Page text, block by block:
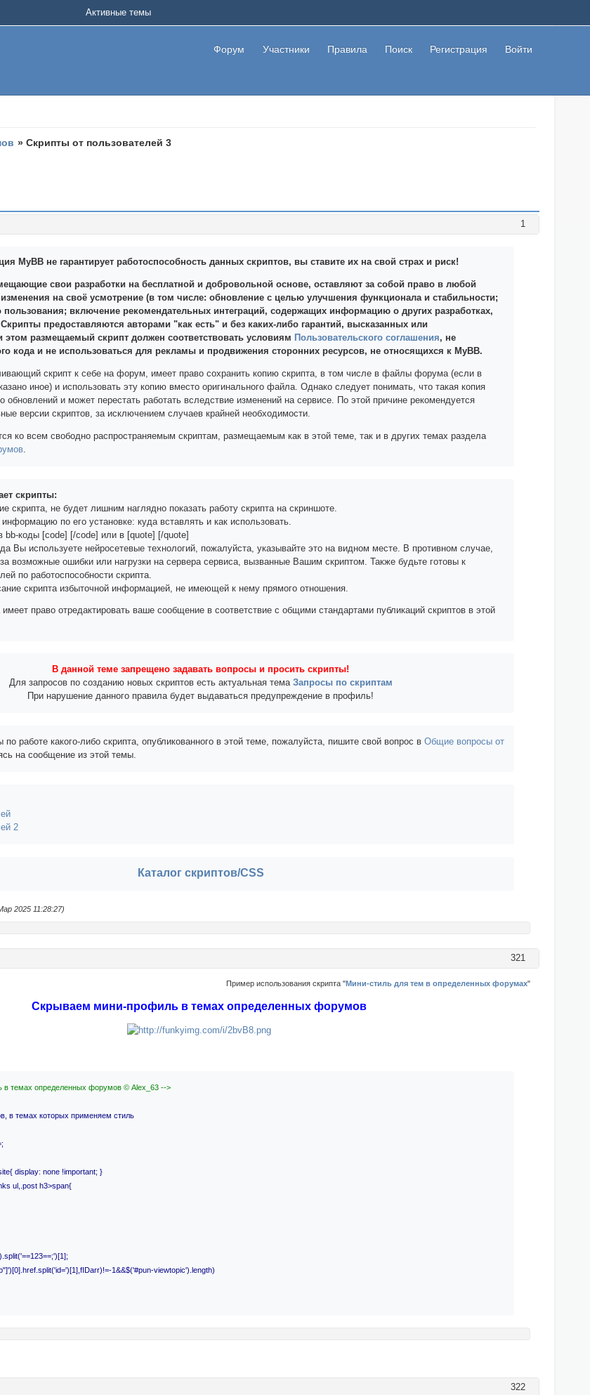
Форум Участники Правила Поиск Регистрация Войти
Активные темы
»Скрипты от пользователей 3
1
MyBB не гарантирует работоспособность данных скриптов, вы ставите их на свой страх и риск!
свои разработки на бесплатной и добровольной основе, оставляют за собой право в любой
на своё усмотрение (в том числе: обновление с целью улучшения функционала и стабильности;
пользования; включение рекомендательных интеграций, содержащих информацию о других разработках,
предоставляются авторами "как есть" и без каких-либо гарантий, высказанных или
размещаемый скрипт должен соответствовать условиям Пользовательского соглашения, не
кода и не использоваться для рекламы и продвижения сторонних ресурсов, не относящихся к MyBB.
скрипт к себе на форум, имеет право сохранить копию скрипта, в том числе в файлы форума (если в
иное) и использовать эту копию вместо оригинального файла. Однако следует понимать, что такая копия
обновлений и может перестать работать вследствие изменений на сервисе. По этой причине рекомендуется
версии скриптов, за исключением случаев крайней необходимости.
ко всем свободно распространяемым скриптам, размещаемым как в этой теме, так и в других темах раздела
скрипты:
скрипта, не будет лишним наглядно показать работу скрипта на скриншоте.
по его установке: куда вставлять и как использовать.
bb-коды [сode] [/сode] или в [quotе] [/quotе]
Вы используете нейросетевые технологий, пожалуйста, указывайте это на видном месте. В противном случае,
возможные ошибки или нагрузки на сервера сервиса, вызванные Вашим скриптом. Также будьте готовы к
по работоспособности скрипта.
скрипта избыточной информацией, не имеющей к нему прямого отношения.
право отредактировать ваше сообщение в соответствие с общими стандартами публикаций скриптов в этой
В данной теме запрещено задавать вопросы и просить скрипты!
Для запросов по созданию новых скриптов есть актуальная тема Запросы по скриптам
При нарушение данного правила будет выдаваться предупреждение в профиль!
по работе какого-либо скрипта, опубликованного в этой теме, пожалуйста, пишите свой вопрос вОбщие вопросы от
на сообщение из этой темы.
2
Каталог скриптов/CSS
2025 11:28:27)
321
Пример использования скрипта "Мини-стиль для тем в определенных форумах"
Скрываем мини-профиль в темах определенных форумов
темах определенных форумов © Alex_63 -->
в темах которых применяем стиль
display: none !important; }
ul,.post h3>span{
1&&$('#pun-viewtopic').length)
322